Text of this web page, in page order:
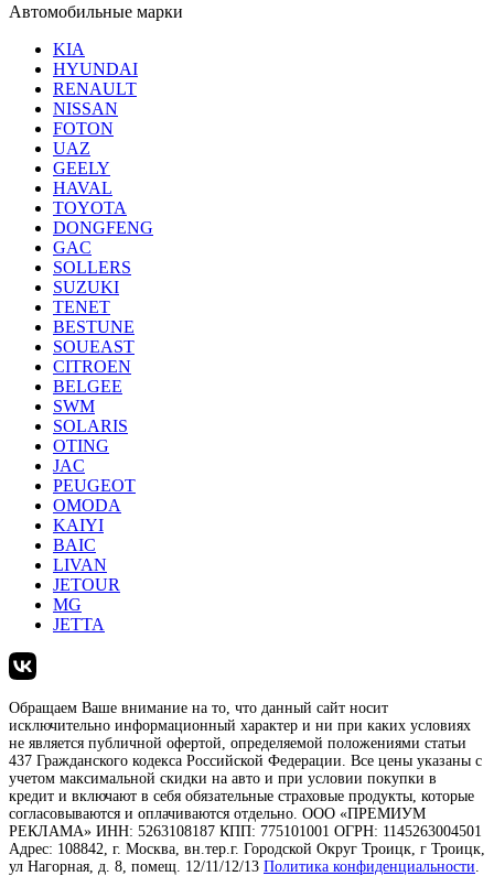
Автомобильные марки
KIA
HYUNDAI
RENAULT
NISSAN
FOTON
UAZ
GEELY
HAVAL
TOYOTA
DONGFENG
GAC
SOLLERS
SUZUKI
TENET
BESTUNE
SOUEAST
CITROEN
BELGEE
SWM
SOLARIS
OTING
JAC
PEUGEOT
OMODA
KAIYI
BAIC
LIVAN
JETOUR
MG
JETTA
Обращаем Ваше внимание на то, что данный сайт носит
исключительно информационный характер и ни при каких условиях
не является публичной офертой, определяемой положениями статьи
437 Гражданского кодекса Российской Федерации. Все цены указаны с
учетом максимальной скидки на авто и при условии покупки в
кредит и включают в себя обязательные страховые продукты, которые
согласовываются и оплачиваются отдельно. ООО «ПРЕМИУМ
РЕКЛАМА» ИНН: 5263108187 КПП: 775101001 ОГРН: 1145263004501
Адрес: 108842, г. Москва, вн.тер.г. Городской Округ Троицк, г Троицк,
ул Нагорная, д. 8, помещ. 12/11/12/13 Политика конфиденциальности